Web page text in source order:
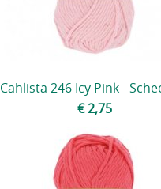
Cahlista 246 Icy Pink -
€ 2,75